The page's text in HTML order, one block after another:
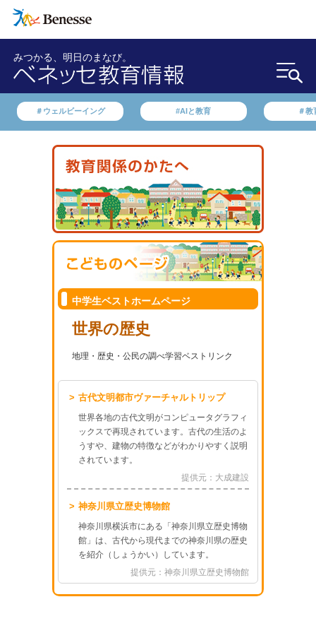
みつかる、明日のまなび。
＃ウェルビーイング #AIと教育 ＃教
中学生ベストホームページ
世界の歴史
地理・歴史・公民の調べ学習ベストリンク
古代文明都市ヴァーチャルトリップ
世界各地の古代文明がコンピュータグラフィ
ックスで再現されています。古代の生活のよ
うすや、建物の特徴などがわかりやすく説明
されています。
提供元：大成建設
神奈川県立歴史博物館
神奈川県横浜市にある「神奈川県立歴史博物
館」は、古代から現代までの神奈川県の歴史
を紹介（しょうかい）しています。
提供元：神奈川県立歴史博物館